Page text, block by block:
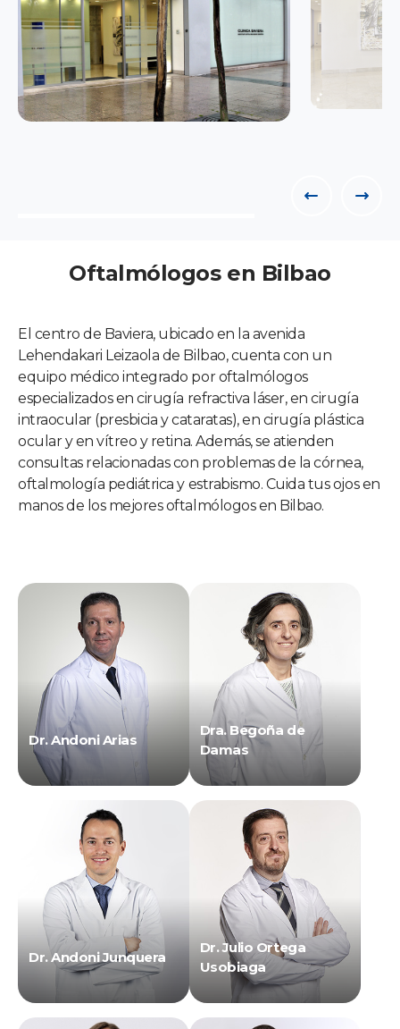
Oftalmólogos en Bilbao
El centro de Baviera, ubicado en la avenida
Lehendakari Leizaola de Bilbao, cuenta con un
equipo médico integrado por oftalmólogos
especializados en cirugía refractiva láser, en cirugía
intraocular (presbicia y cataratas), en cirugía plástica
ocular y en vítreo y retina. Además, se atienden
consultas relacionadas con problemas de la córnea,
oftalmología pediátrica y estrabismo. Cuida tus ojos en
manos de los mejores oftalmólogos en Bilbao.
Dr. Andoni Arias
Dra. Begoña de
Damas
Dr. Andoni Junquera
Dr. Julio Ortega
Usobiaga